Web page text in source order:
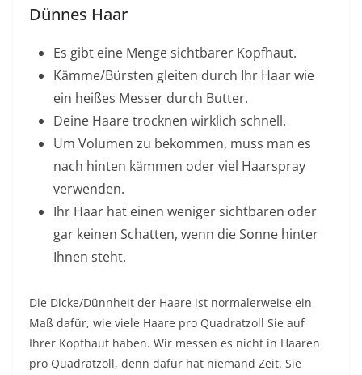
Dünnes Haar
Es gibt eine Menge sichtbarer Kopfhaut.
Kämme/Bürsten gleiten durch Ihr Haar wie
ein heißes Messer durch Butter.
Deine Haare trocknen wirklich schnell.
Um Volumen zu bekommen, muss man es
nach hinten kämmen oder viel Haarspray
verwenden.
Ihr Haar hat einen weniger sichtbaren oder
gar keinen Schatten, wenn die Sonne hinter
Ihnen steht.
Die Dicke/Dünnheit der Haare ist normalerweise ein
Maß dafür, wie viele Haare pro Quadratzoll Sie auf
Ihrer Kopfhaut haben. Wir messen es nicht in Haaren
pro Quadratzoll, denn dafür hat niemand Zeit. Sie